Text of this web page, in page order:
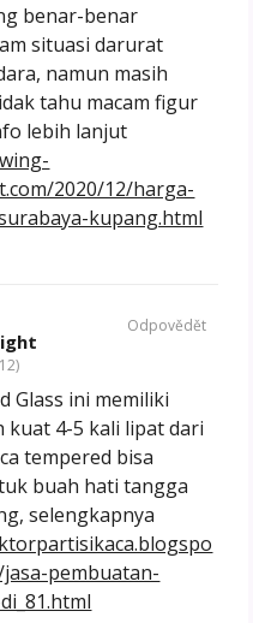
benar-benar
situasi darurat
namun masih
tahu macam figur
lebih lanjut
2020/12/harga-
kupang.html
Glass ini memiliki
kuat 4-5 kali lipat dari
tempered bisa
buah hati tangga
selengkapnya
pembuatan-
Odpovědět